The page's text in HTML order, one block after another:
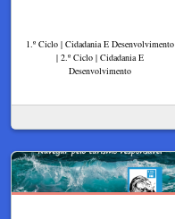
1.º Ciclo | Cidadania E Desenvolvimento
| 2.º Ciclo | Cidadania E
Desenvolvimento